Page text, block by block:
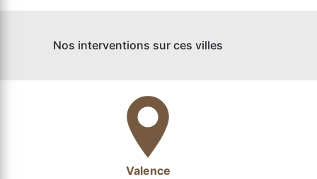
Nos interventions sur ces villes
Valence